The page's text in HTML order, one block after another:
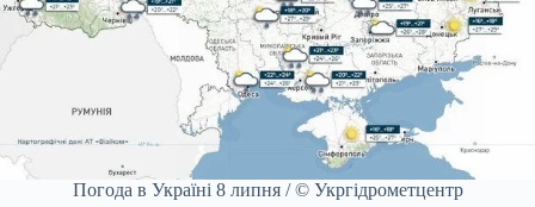
Погода в Україні 8 липня / © Укргідрометцентр